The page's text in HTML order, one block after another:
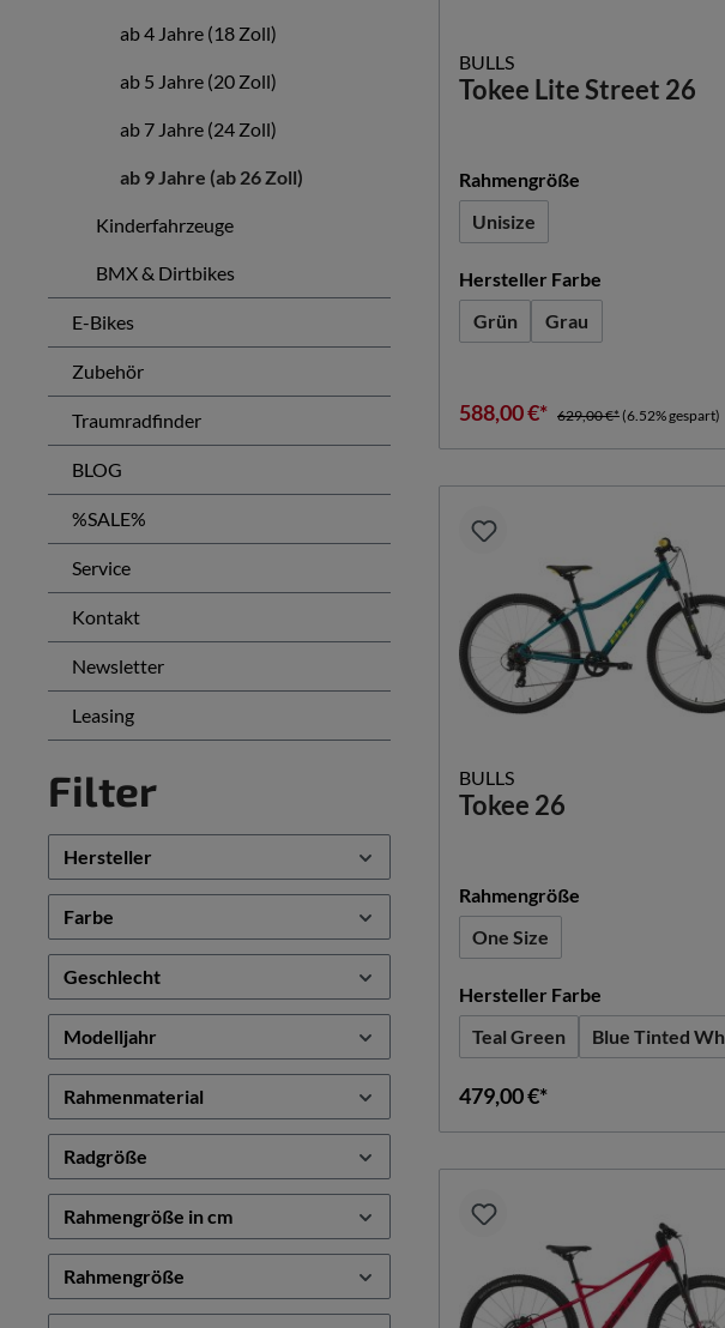
ab 4 Jahre (18 Zoll)
ab 5 Jahre (20 Zoll)
ab 7 Jahre (24 Zoll)
ab 9 Jahre (ab 26 Zoll)
Kinderfahrzeuge
BMX & Dirtbikes
E-Bikes
Zubehör
Traumradfinder
BLOG
%SALE%
Service
Kontakt
Newsletter
Leasing
Filter
Hersteller
Farbe
Geschlecht
Modelljahr
Rahmenmaterial
Radgröße
Rahmengröße in cm
Rahmengröße
BULLS
Tokee Lite Street 26
Rahmengröße
Unisize
Hersteller Farbe
Grün
Grau
588,00 €* 629,00 €* (6.52% gespart)
BULLS
Tokee 26
Rahmengröße
One Size
Hersteller Farbe
Teal Green
Blue Tinted
479,00 €*